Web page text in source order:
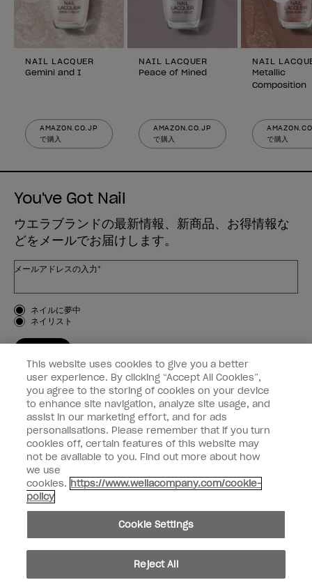
NAIL LACQUER
Gemini and I
AMAZON.CO.JP
で購入
NAIL LACQUER
Peace of Mined
AMAZON.CO.JP
で購入
NAIL
Metallic
Composition
で購入
You've Got Nail
ウエラブランドの最新情報、新商品、お得情報な
どをメールでお届けします。
メールアドレスの入力*
お客様のタイプ
ネイルに夢中
ネイリスト
OPI
個人情報の取り扱い
facebookinstagram
個人情報を共有または販売しないでください
© Copyright 2024, Wella Operations US LLC, 無断複写・転載を禁じます。
This website uses cookies to give you a better
user experience. By clicking “Accept All Cookies”,
you agree to the storing of cookies on your device
to enhance site navigation, analyze site usage, and
assist in our marketing effort, and for ads
personalisations. Please remember that if you turn
cookies off, certain features of this website may
not be available to you. Find out more about how
we use
cookies. https://www.wellacompany.com/cookie-
policy
Cookie Settings
Reject All